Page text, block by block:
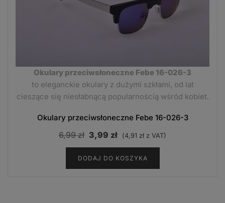
Okulary przeciwsłoneczne Febe 16-026-3
to eleganckie okulary z dużymi szkłami, od lat
cieszące się niesłabnącą popularnością wśród kobiet.
Okulary przeciwsłoneczne Febe 16-026-3
6,99zł Pierwotna
cena
wynosiła:
6,99 zł.
3,99 zł Aktualna
cena
wynosi:
3,99 zł.
(4,91 zł z VAT)
DODAJ DO KOSZYKA